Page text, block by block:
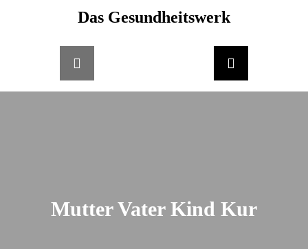
Das Gesundheitswerk
Mutter Vater Kind Kur